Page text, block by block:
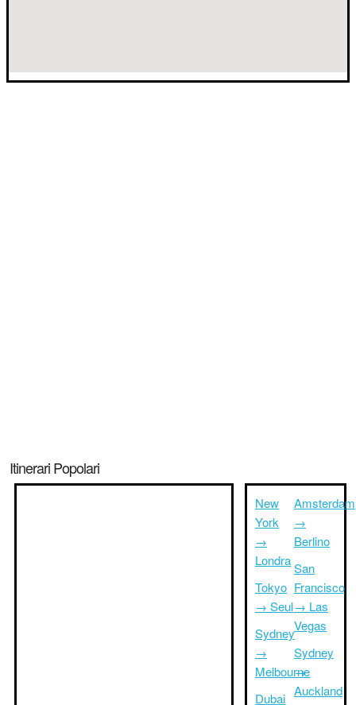
Itinerari Popolari
New
York
→
Londra
Tokyo
→ Seul
Sydney
→
Melbourne
Dubai
Amsterdam
→
Berlino
San
Francisco
→ Las
Vegas
Sydney
→
Auckland